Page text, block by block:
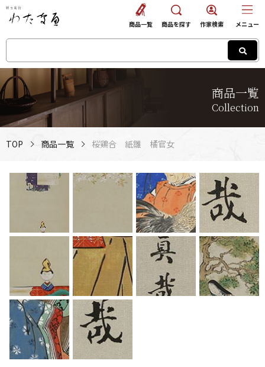
商品一覧
Collection
商品一覧 商品を探す 作家検索 メニュー
TOP 商品一覧 桜鶏合 紙雛 橘官女